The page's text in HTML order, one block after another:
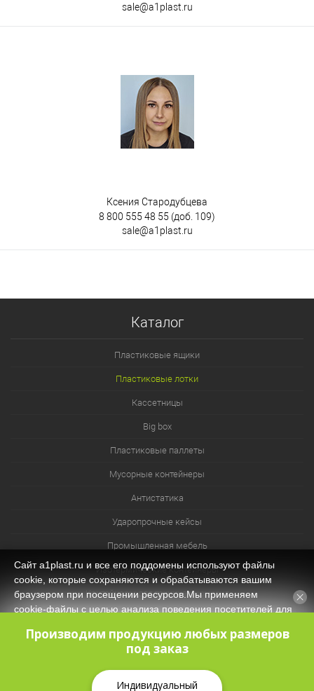
sale@a1plast.ru
Ксения Стародубцева
8 800 555 48 55 (доб. 109)
sale@a1plast.ru
Каталог
Пластиковые ящики
Пластиковые лотки
Кассетницы
Big box
Пластиковые паллеты
Мусорные контейнеры
Антистатика
Ударопрочные кейсы
Промышленная мебель
Изотермические контейнеры
Контейнеры для технических нужд
Сайт a1plast.ru и все его поддомены используют файлы
cookie, которые сохраняются и обрабатываются вашим
браузером при посещении ресурсов.Мы применяем
cookie‑файлы с целью анализа поведения посетителей для
корректной работы сайта. Оставаясь на нашем сайте, вы
Политикой защиты и обработки
персональных данныхи даёте своё согласие на обработку
персональных данных (в т.ч. через сервис Яндекс.Метрика).
Производим продукцию любых размеров
под заказ
Индивидуальный